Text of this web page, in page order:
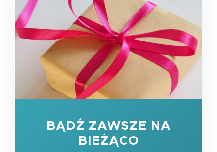
BĄDŹ ZAWSZE NA
BIEŻĄCO